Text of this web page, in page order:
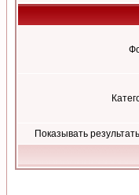
Показывать